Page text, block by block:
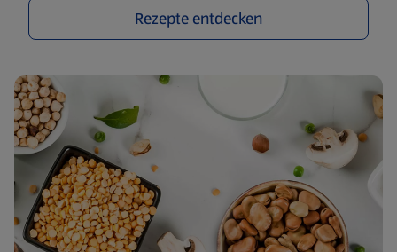
Rezepte entdecken